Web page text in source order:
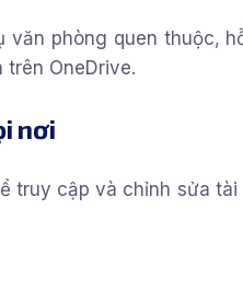
phòng quen thuộc,
OneDrive.
nơi
truy cập và chỉnh sửa